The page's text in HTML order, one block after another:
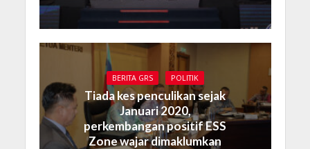
BERITA GRS POLITIK
Tiada kes penculikan sejak
Januari 2020,
perkembangan positif ESS
Zone wajar dimaklumkan